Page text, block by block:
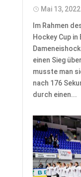
Mai 13, 2022
Im Rahmen
Hockey Cup
einen Sieg
musste man
nach 176
durch einen...